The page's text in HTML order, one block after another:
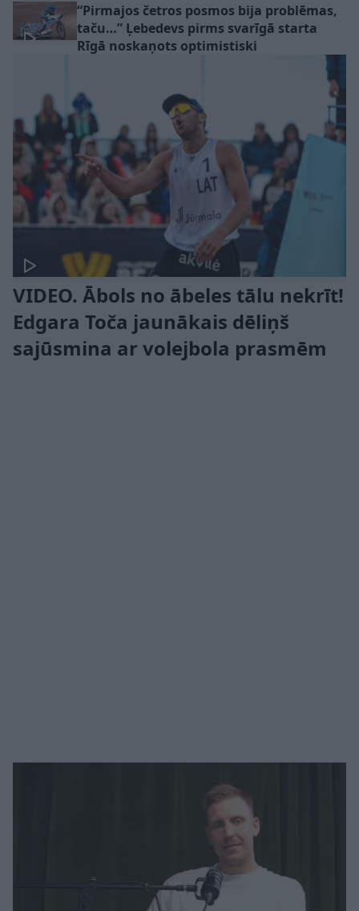
“Pirmajos četros posmos bija problēmas,
taču…” Ļebedevs pirms svarīgā starta
Rīgā noskaņots optimistiski
VIDEO. Ābols no ābeles tālu nekrīt!
Edgara Toča jaunākais dēliņš
sajūsmina ar volejbola prasmēm